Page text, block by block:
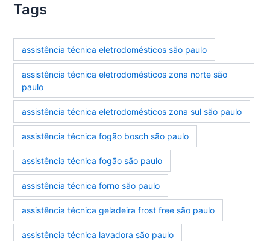
Tags
assistência técnica eletrodomésticos são paulo
assistência técnica eletrodomésticos zona norte são
paulo
assistência técnica eletrodomésticos zona sul são paulo
assistência técnica fogão bosch são paulo
assistência técnica fogão são paulo
assistência técnica forno são paulo
assistência técnica geladeira frost free são paulo
assistência técnica lavadora são paulo